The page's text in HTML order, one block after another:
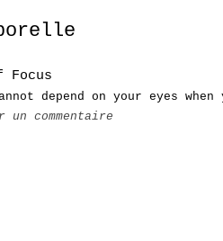
Focus
depend on your eyes
un commentaire